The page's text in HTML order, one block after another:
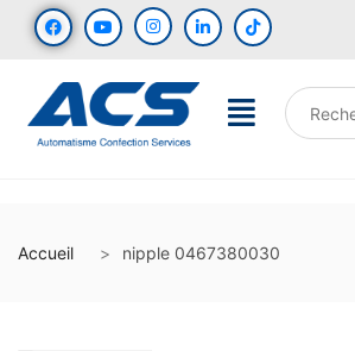
Accueil nipple 0467380030